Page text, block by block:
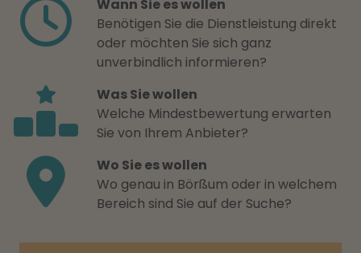
Wann Sie es wollen
Benötigen Sie die Dienstleistung direkt
oder möchten Sie sich ganz
unverbindlich informieren?
Was Sie wollen
Welche Mindestbewertung erwarten
Sie von Ihrem Anbieter?
Wo Sie es wollen
Wo genau in Börßum oder in welchem
Bereich sind Sie auf der Suche?